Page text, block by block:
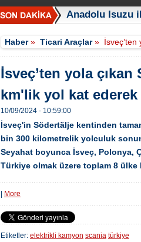
Anadolu Isuzu
Haber»Ticari Araçlar»
İsveç’ten yola
km'lik yol kat ederek
10/09/2024 - 10:59:00
İsveç'in Södertälje kentinden
bin 300 kilometrelik yolculuk
Seyahat boyunca İsveç, Polonya,
Türkiye olmak üzere toplam 8 ülke
More
Etiketler: elektrikli kamyon scania türkiye